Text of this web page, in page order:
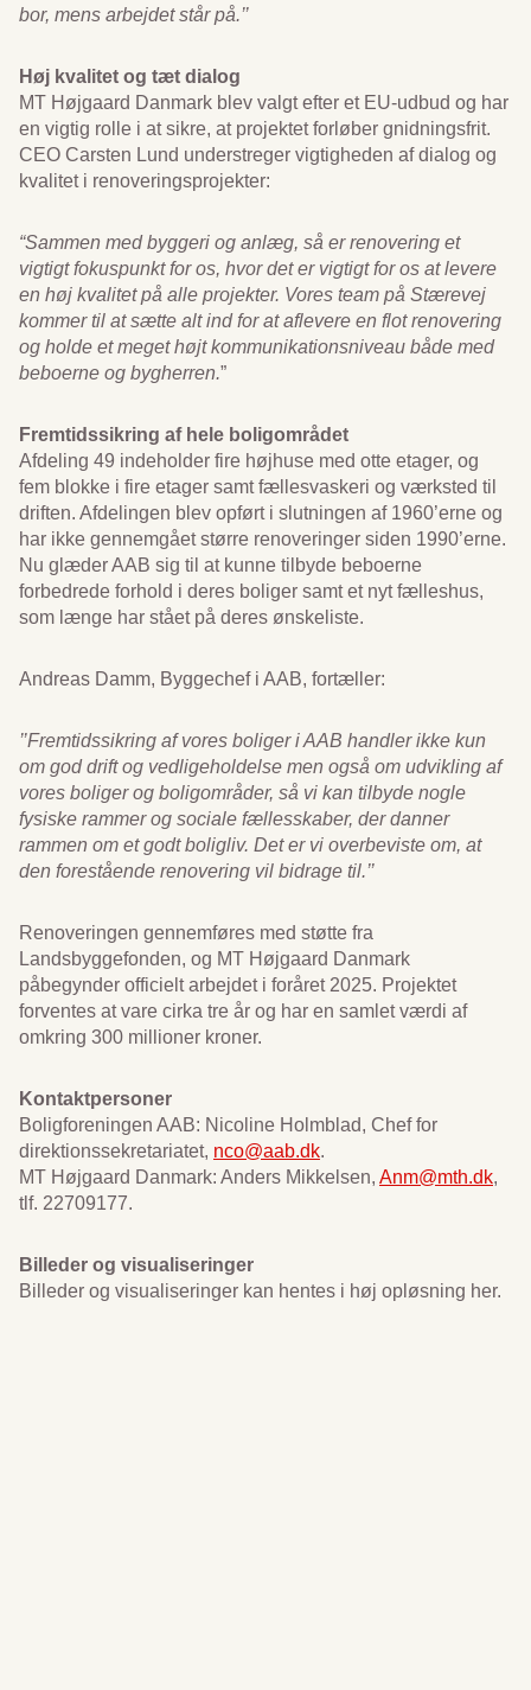
bor, mens arbejdet står på.’’
Høj kvalitet og tæt dialog
MT Højgaard Danmark blev valgt efter et EU-udbud og har
en vigtig rolle i at sikre, at projektet forløber gnidningsfrit.
CEO Carsten Lund understreger vigtigheden af dialog og
kvalitet i renoveringsprojekter:
“Sammen med byggeri og anlæg, så er renovering et
vigtigt fokuspunkt for os, hvor det er vigtigt for os at levere
en høj kvalitet på alle projekter. Vores team på Stærevej
kommer til at sætte alt ind for at aflevere en flot renovering
og holde et meget højt kommunikationsniveau både med
beboerne og bygherren.”
Fremtidssikring af hele boligområdet
Afdeling 49 indeholder fire højhuse med otte etager, og
fem blokke i fire etager samt fællesvaskeri og værksted til
driften. Afdelingen blev opført i slutningen af 1960’erne og
har ikke gennemgået større renoveringer siden 1990’erne.
Nu glæder AAB sig til at kunne tilbyde beboerne
forbedrede forhold i deres boliger samt et nyt fælleshus,
som længe har stået på deres ønskeliste.
Andreas Damm, Byggechef i AAB, fortæller:
’’Fremtidssikring af vores boliger i AAB handler ikke kun
om god drift og vedligeholdelse men også om udvikling af
vores boliger og boligområder, så vi kan tilbyde nogle
fysiske rammer og sociale fællesskaber, der danner
rammen om et godt boligliv. Det er vi overbeviste om, at
den forestående renovering vil bidrage til.’’
Renoveringen gennemføres med støtte fra
Landsbyggefonden, og MT Højgaard Danmark
påbegynder officielt arbejdet i foråret 2025. Projektet
forventes at vare cirka tre år og har en samlet værdi af
omkring 300 millioner kroner.
Kontaktpersoner
Boligforeningen AAB: Nicoline Holmblad, Chef for
direktionssekretariatet, nco@aab.dk.
MT Højgaard Danmark: Anders Mikkelsen, Anm@mth.dk,
tlf. 22709177.
Billeder og visualiseringer
Billeder og visualiseringer kan hentes i høj opløsning her.